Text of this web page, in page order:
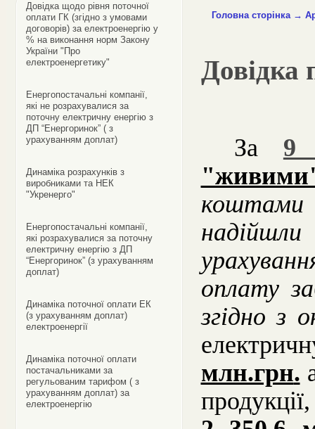
Довідка щодо рівня поточної
оплати ГК (згідно з умовами
договорів) за електроенергію у
% на виконання норм Закону
України "Про
електроенергетику"
Енергопостачальні компанії,
які не розрахувалися за
поточну електричну енергію з
ДП “Енергоринок” ( з
урахуванням доплат)
Динаміка розрахунків з
виробниками та НЕК
"Укренерго"
Енергопостачальні компанії,
які розрахувалися за поточну
електричну енергію з ДП
“Енергоринок” (з урахуванням
доплат)
Динаміка поточної оплати ЕК
(з урахуванням доплат)
електроенергії
Динаміка поточної оплати
постачальниками за
регульованим тарифом ( з
урахуванням доплат) за
електроенергію
Головна сторінка→
Довідка
За 9
оплату
згідно з
млн.грн.